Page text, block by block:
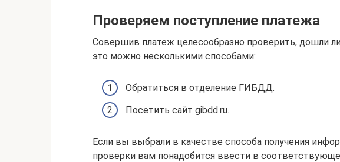
Проверяем поступление платежа
Совершив платеж целесообразно проверить, дошли
это можно несколькими способами:
Обратиться в отделение ГИБДД.
Посетить сайт gibdd.ru.
Если вы выбрали в качестве способа получения
проверки вам понадобится ввести в